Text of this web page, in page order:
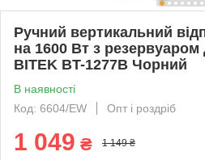
Ручний вертикальний
на 1600 Вт з
BITEK BT-1277B Чорний
В наявності
Код: 6604/EW
Опт і роздріб
1 049 ₴ 1 149 ₴